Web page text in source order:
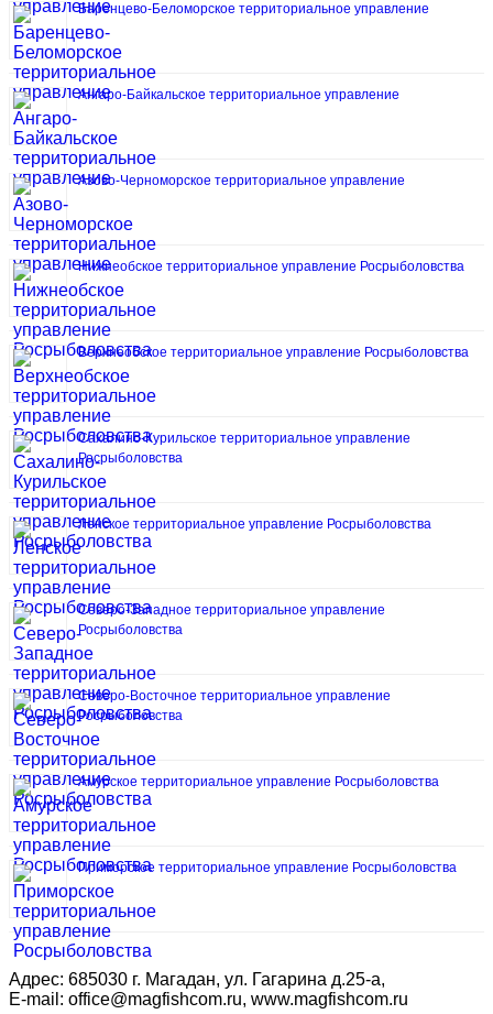
Баренцево-Беломорское территориальное управление
Ангаро-Байкальское территориальное управление
Азово-Черноморское территориальное управление
Нижнеобское территориальное управление Росрыболовства
Верхнеобское территориальное управление Росрыболовства
Сахалино-Курильское территориальное управление
Росрыболовства
Ленское территориальное управление Росрыболовства
Северо-Западное территориальное управление
Росрыболовства
Северо-Восточное территориальное управление
Росрыболовства
Амурское территориальное управление Росрыболовства
Приморское территориальное управление Росрыболовства
Адрес: 685030 г. Магадан, ул. Гагарина д.25-а,
E-mail: office@magfishcom.ru, www.magfishcom.ru